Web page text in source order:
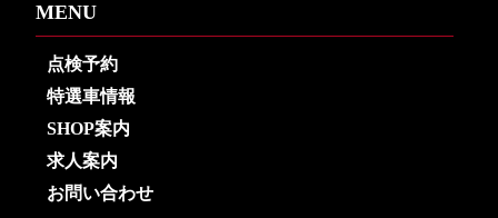
MENU
点検予約
特選車情報
SHOP案内
求人案内
お問い合わせ